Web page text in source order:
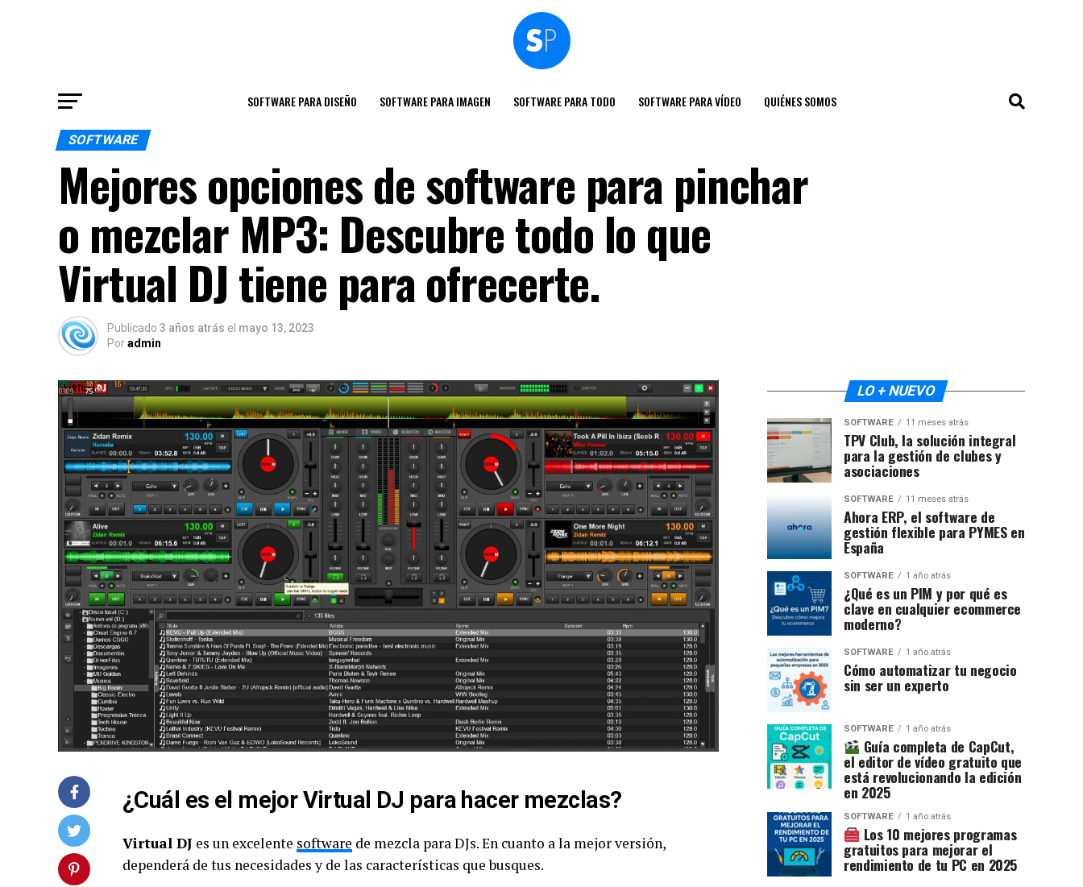
SOFTWARE PARA DISEÑO SOFTWARE PARA IMAGEN SOFTWARE PARA TODO SOFTWARE PARA VÍDEO QUIÉNES SOMOS
SOFTWARE
Mejores opciones de software para pinchar
o mezclar MP3: Descubre todo lo que
Virtual DJ tiene para ofrecerte.
Publicado 3 años atrás el mayo 13, 2023
Poradmin
¿Cuál es el mejor Virtual DJ para hacer mezclas?
Virtual DJ es un excelente software de mezcla para DJs. En cuanto a la mejor versión,
dependerá de tus necesidades y de las características que busques.
LO + NUEVO
SOFTWARE 11 meses atrás
TPV Club, la solución integral
para la gestión de clubes y
asociaciones
SOFTWARE 11 meses atrás
Ahora ERP, el software de
gestión flexible para PYMES en
España
SOFTWARE 1 año atrás
¿Qué es un PIM y por qué es
clave en cualquier ecommerce
moderno?
SOFTWARE 1 año atrás
Cómo automatizar tu negocio
sin ser un experto
SOFTWARE 1 año atrás
Guía completa de CapCut,
el editor de vídeo gratuito que
está revolucionando la edición
en 2025
SOFTWARE 1 año atrás
Los 10 mejores programas
gratuitos para mejorar el
rendimiento de tu PC en 2025